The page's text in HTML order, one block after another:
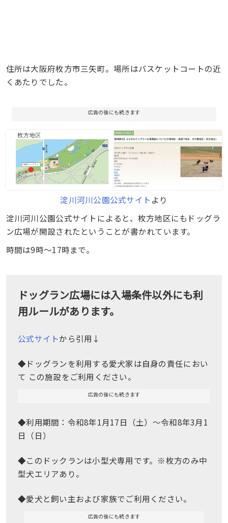
住所は大阪府枚方市三矢町。場所はバスケットコートの近
くあたりでした。
広告の後にも続きます
淀川河川公園公式サイト より
淀川河川公園公式サイトによると、枚方地区にもドッグラ
ン広場が開設されたということが書かれています。
時間は9時〜17時まで。
ドッグラン広場には入場条件以外にも利
用ルールがあります。
公式サイトから引用↓
◆ドッグランを利用する愛犬家は自身の責任におい
て この施設をご利用ください。
広告の後にも続きます
◆利用期間：令和8年1月17日（土）～令和8年3月1
日（日）
◆このドックランは小型犬専用です。※枚方のみ中
型犬エリアあり。
◆愛犬と飼い主および家族でご利用ください。
広告の後にも続きます